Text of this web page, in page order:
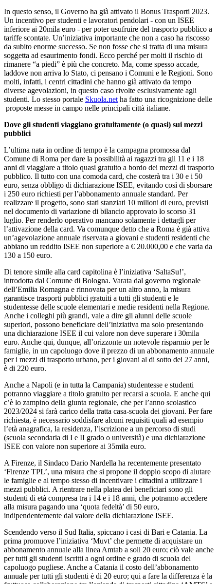
In questo senso, il Governo ha già attivato il Bonus Trasporti 2023.
Un incentivo per studenti e lavoratori pendolari - con un ISEE
inferiore ai 20mila euro - per poter usufruire del trasporto pubblico a
tariffe scontate. Un’iniziativa importante che non a caso ha riscosso
da subito enorme successo. Se non fosse che si tratta di una misura
soggetta ad esaurimento fondi. Ecco perché per molti il rischio di
rimanere “a piedi” è più che concreto. Ma, come spesso accade,
laddove non arriva lo Stato, ci pensano i Comuni e le Regioni. Sono
molti, infatti, i centri cittadini che hanno già attivato da tempo
diverse agevolazioni, in questo caso rivolte esclusivamente agli
studenti. Lo stesso portale Skuola.net ha fatto una ricognizione delle
proposte messe in campo nelle principali città italiane.
Dove gli studenti viaggiano gratuitamente (o quasi) sui mezzi
pubblici
L’ultima nata in ordine di tempo è la campagna promossa dal
Comune di Roma per dare la possibilità ai ragazzi tra gli 11 e i 18
anni di viaggiare a titolo quasi gratuito a bordo dei mezzi di trasporto
pubblico. Il tutto con una comoda card, che costerà tra i 30 e i 50
euro, senza obbligo di dichiarazione ISEE, evitando così di sborsare
i 250 euro richiesti per l’abbonamento annuale standard. Per
realizzare il progetto, sono stati stanziati 10 milioni di euro, previsti
nel documento di variazione di bilancio approvato lo scorso 31
luglio. Per renderlo operativo mancano solamente i dettagli per
l’attivazione della card. Va comunque detto che a Roma è già attiva
un’agevolazione annuale riservata a giovani e studenti residenti che
abbiano un reddito ISEE non superiore a € 20.000,00 e che varia da
130 a 150 euro.
Di tenore simile alla card capitolina è l’iniziativa ‘SaltaSu!’,
introdotta dal Comune di Bologna. Varata dal governo regionale
dell’Emilia Romagna e rinnovata per un altro anno, la misura
garantisce trasporti pubblici gratuiti a tutti gli studenti e le
studentesse delle scuole elementari e medie residenti nella Regione.
Anche i colleghi più grandi, vale a dire gli alunni delle scuole
superiori, possono beneficiare dell’iniziativa ma solo presentando
una dichiarazione ISEE il cui valore non deve superare i 30mila
euro. Anche qui, dunque, all’orizzonte un notevole risparmio per le
famiglie, in un capoluogo dove il prezzo di un abbonamento annuale
per i mezzi di trasporto urbano, per i giovani al di sotto dei 27 anni,
è di 220 euro.
Anche a Napoli (e in tutta la Campania) studentesse e studenti
potranno viaggiare a titolo gratuito per recarsi a scuola. E anche qui
c’è lo zampino della giunta regionale, che per l’anno scolastico
2023/2024 si farà carico della tratta casa-scuola dei giovani. Per fare
richiesta, è necessario soddisfare alcuni requisiti quali ad esempio
l’età anagrafica, la residenza, l’iscrizione a un percorso di studi
(scuola secondaria di I e II grado o università) e una dichiarazione
ISEE con valore non superiore ai 35mila euro.
A Firenze, il Sindaco Dario Nardella ha recentemente presentato
‘Firenze TPL’, una misura che si propone il doppio scopo di aiutare
le famiglie e al tempo stesso di incentivare i cittadini a utilizzare i
mezzi pubblici. A rientrare nella platea dei beneficiari sono gli
studenti di età compresa tra i 14 e i 18 anni, che potranno accedere
alla misura pagando una ‘quota fedeltà’ di 50 euro,
indipendentemente dal valore della dichiarazione ISEE.
Scendendo verso il Sud Italia, spiccano i casi di Bari e Catania. La
prima promuove l’iniziativa ‘Muvt’ che permette di acquistare un
abbonamento annuale alla linea Amtab a soli 20 euro; ciò vale anche
per tutti gli studenti iscritti a ogni ordine e grado di scuola del
capoluogo pugliese. Anche a Catania il costo dell’abbonamento
annuale per tutti gli studenti è di 20 euro; qui a fare la differenza è la